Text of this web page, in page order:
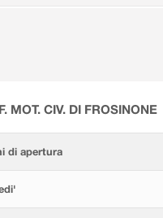
MOT. CIV. DI FROSINONE
di apertura